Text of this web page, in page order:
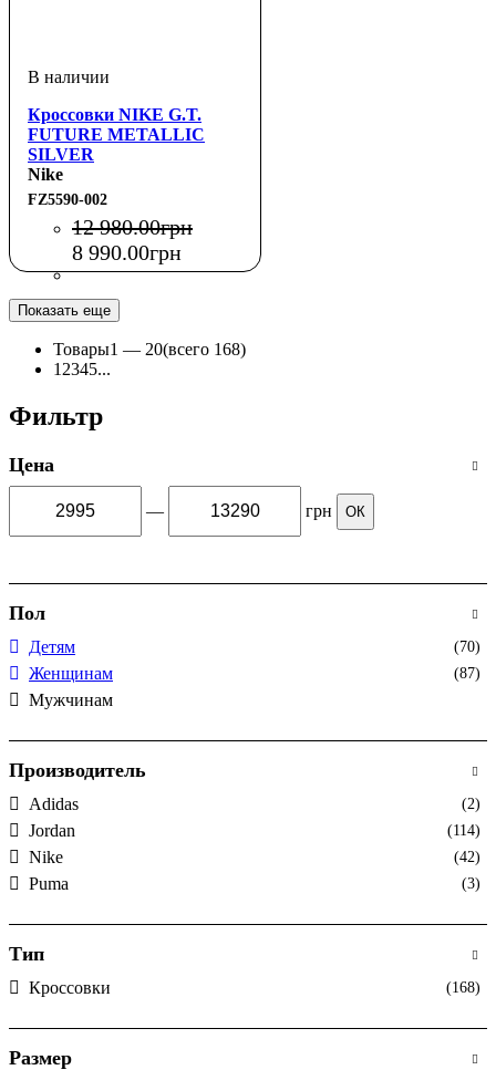
Кроссовки NIKE G.T.
FUTURE METALLIC
SILVER
Nike
FZ5590-002
12 980.00грн
8 990.00грн
Показать еще
Товары1 — 20(всего 168)
1 2345...
Фильтр
Цена
— грн ОК
Пол
Детям (70)
Женщинам (87)
Мужчинам
Производитель
Adidas (2)
Jordan (114)
Nike (42)
Puma (3)
Тип
Кроссовки (168)
Размер